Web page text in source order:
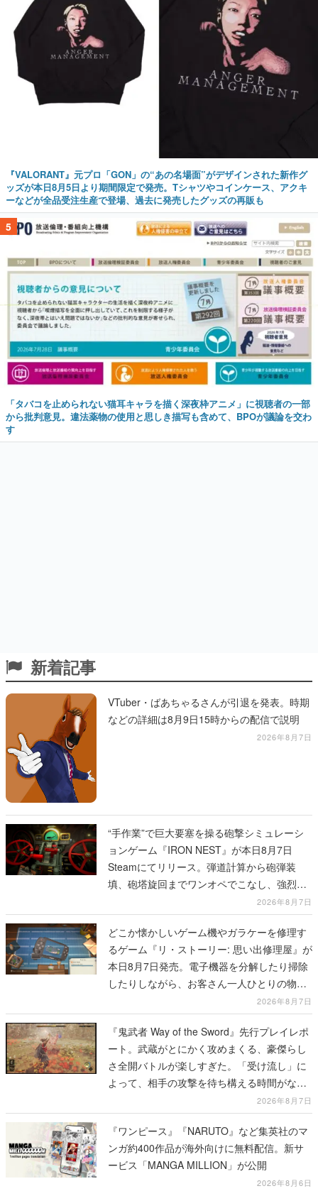
『VALORANT』元プロ「GON」の“あの名場面”がデザインされた新作グ
ッズが本日8月5日より期間限定で発売。Tシャツやコインケース、アクキ
ーなどが全品受注生産で登場、過去に発売したグッズの再販も
5
「タバコを止められない猫耳キャラを描く深夜枠アニメ」に視聴者の一部
から批判意見。違法薬物の使用と思しき描写も含めて、BPOが議論を交わ
す
新着記事
VTuber・ばあちゃるさんが引退を発表。時期
などの詳細は8月9日15時からの配信で説明
2026年8月7日
“手作業”で巨大要塞を操る砲撃シミュレーシ
ョンゲーム『IRON NEST』が本日8月7日
Steamにてリリース。弾道計算から砲弾装
填、砲塔旋回までワンオペでこなし、強烈な
一撃をブチかませるロマンある作品2026年8月7日
どこか懐かしいゲーム機やガラケーを修理す
るゲーム『リ・ストーリー: 思い出修理屋』が
本日8月7日発売。電子機器を分解したり掃除
したりしながら、お客さん一人ひとりの物語
2026年8月7日
『鬼武者 Way of the Sword』先行プレイレポ
ート。武蔵がとにかく攻めまくる、豪傑らし
さ全開バトルが楽しすぎた。「受け流し」に
よって、相手の攻撃を待ち構える時間がなく
2026年8月7日
『ワンピース』『NARUTO』など集英社のマ
ンガ約400作品が海外向けに無料配信。新サ
ービス「MANGA MILLION」が公開
2026年8月6日